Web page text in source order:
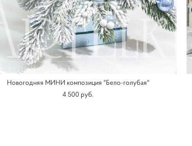
Новогодняя МИНИ композиция "Бело-голубая"
4 500 pуб.